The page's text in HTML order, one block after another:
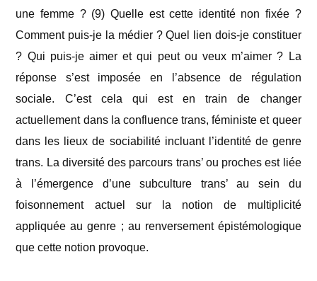
une femme ? (9) Quelle est cette identité non fixée ?
Comment puis-je la médier ? Quel lien dois-je constituer
? Qui puis-je aimer et qui peut ou veux m’aimer ? La
réponse s’est imposée en l’absence de régulation
sociale. C’est cela qui est en train de changer
actuellement dans la confluence trans, féministe et queer
dans les lieux de sociabilité incluant l’identité de genre
trans. La diversité des parcours trans’ ou proches est liée
à l’émergence d’une subculture trans’ au sein du
foisonnement actuel sur la notion de multiplicité
appliquée au genre ; au renversement épistémologique
que cette notion provoque.